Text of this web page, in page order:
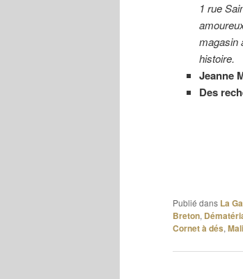
1 rue
magasin
histoire.
Jeanne
Des
Publié dans La
Breton,
Cornet à dés,